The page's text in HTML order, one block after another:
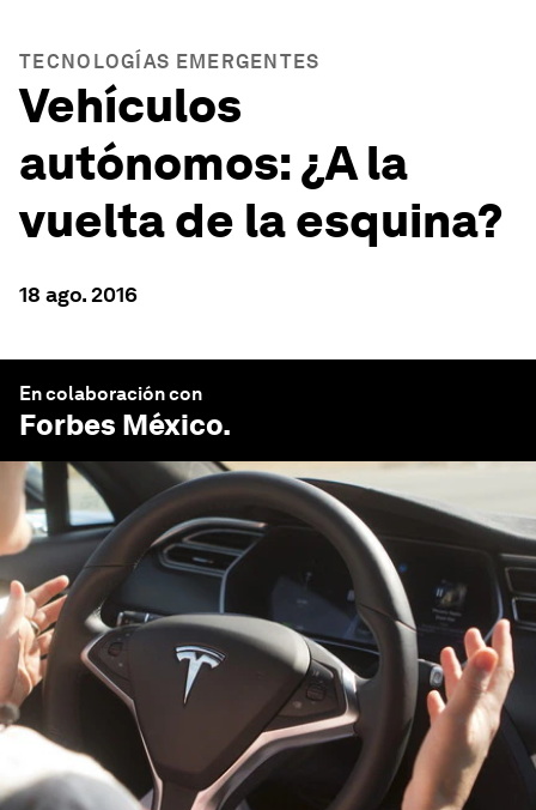
TECNOLOGÍAS EMERGENTES
Vehículos
autónomos: ¿A la
vuelta de la esquina?
18 ago. 2016
En colaboración con
Forbes México.